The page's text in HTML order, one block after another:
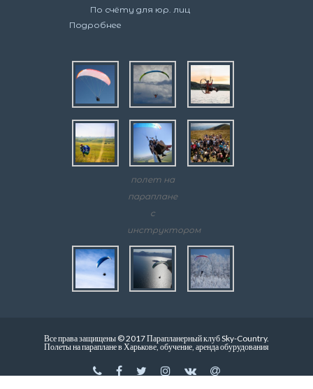
По счёту для юр. лиц
Подробнее
полет на
параплане
с
инструктором
Все права защищены © 2017 Парапланерный клуб Sky-Country.
Полеты на параплане в Харькове, обучение, аренда обурудования